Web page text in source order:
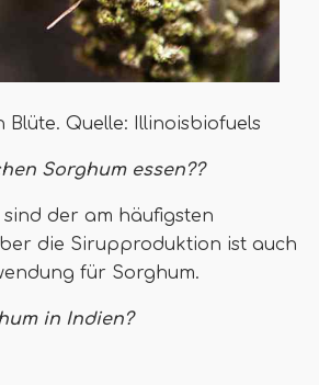
Blüte. Quelle: Illinoisbiofuels
Sorghum essen??
sind der am häufigsten
die Sirupproduktion ist auch
für Sorghum.
in Indien?